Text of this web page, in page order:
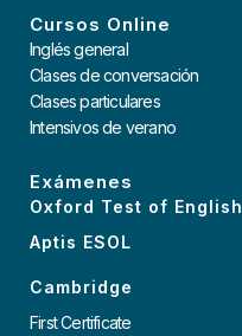
Cursos Online
Inglés general
Clases de conversación
Clases particulares
Intensivos de verano
Exámenes
Oxford Test of English
Aptis ESOL
Cambridge
First Certificate